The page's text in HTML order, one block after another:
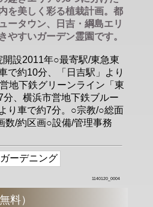
を美しく彩る植栽計画。都
ータウン、日吉・綱島エリ
やすいガーデン霊園です。
設2011年○最寄駅/東急東
で約10分、「日吉駅」より
地下鉄グリーンライン「東
、横浜市営地下鉄ブルー
り車で約7分。○宗教/○総面
数/約区画○設備/管理事務
ガーデニング
1140120_0004
料）